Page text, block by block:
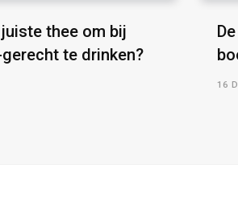
thee om bij
te drinken?
16